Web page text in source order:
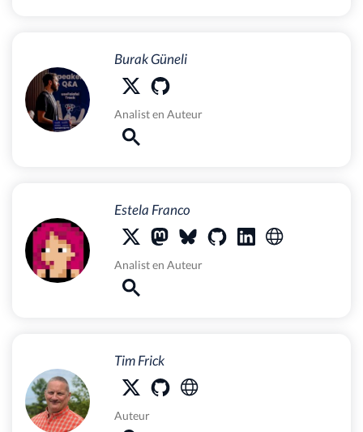
Burak Güneli
Analisten Auteur
Estela Franco
Analisten Auteur
Tim Frick
Auteur